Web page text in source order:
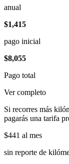
anual
$1,415
pago inicial
$8,055
Pago total
Ver completo
Si recorres más
pagarás una tarifa
$441 al mes
sin reporte de